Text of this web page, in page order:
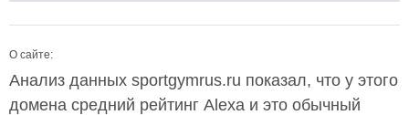
О сайте:
Анализ данных sportgymrus.ru показал, что у этого
домена средний рейтинг Alexa и это обычный